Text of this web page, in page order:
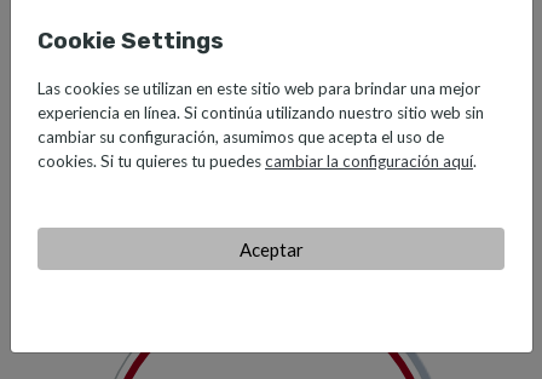
Países
45
Cookie Settings
Las cookies se utilizan en este sitio web para brindar una mejor
experiencia en línea. Si continúa utilizando nuestro sitio web sin
cambiar su configuración, asumimos que acepta el uso de
cookies. Si tu quieres tu puedescambiar la configuración aquí.
Aceptar